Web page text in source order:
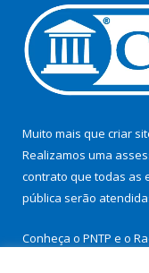
Muito mais que criar
Realizamos uma
contrato que todas as
pública serão
Conheça o PNTP e o